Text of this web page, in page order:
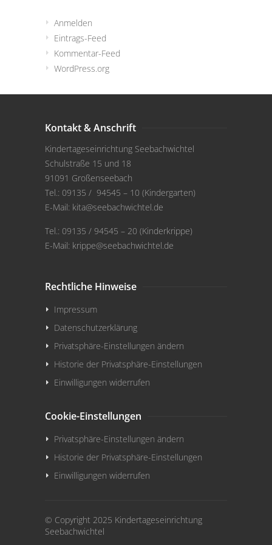
Anmelden
Eintrags-Feed
Kommentar-Feed
WordPress.org
Kontakt & Anschrift
Kindertageseinrichtung Seebachwichtel
Schulstraße 15 und 18
91091 Großenseebach
Tel.: 09135 / 94545 – 10 (Kindergarten)
E-Mail: kita@seebachwichtel.de
Tel.: 09135 / 94545 – 20 (Kinderkrippe)
E-Mail: krippe@seebachwichtel.de
Rechtliche Hinweise
Impressum
Datenschutzerklärung
Privatsphäre-Einstellungen ändern
Historie der Privatsphäre-Einstellungen
Einwilligungen widerrufen
Cookie-Einstellungen
Privatsphäre-Einstellungen ändern
Historie der Privatsphäre-Einstellungen
Einwilligungen widerrufen
© Copyright 2025 Kindertageseinrichtung
Seebachwichtel